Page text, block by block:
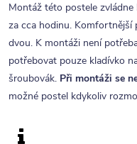
Montáž této postele
za cca hodinu.
dvou. K montáži není
potřebovat pouze kladívko
šroubovák. Při montáži se
možné postel kdykoliv